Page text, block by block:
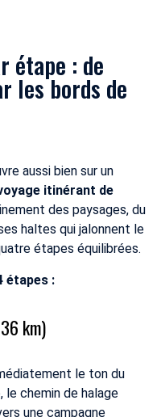
étape : de
les bords de
aussi bien sur un
itinérant de
des paysages, du
haltes qui jalonnent le
étapes équilibrées.
étapes :
km)
le ton du
le chemin de halage
une campagne